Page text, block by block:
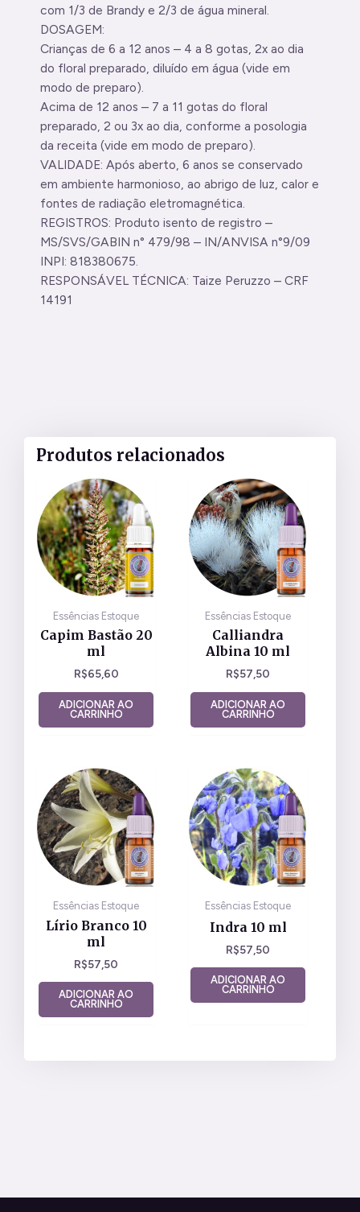
com 1/3 de Brandy e 2/3 de água mineral.
DOSAGEM:
Crianças de 6 a 12 anos – 4 a 8 gotas, 2x ao dia
do floral preparado, diluído em água (vide em
modo de preparo).
Acima de 12 anos – 7 a 11 gotas do floral
preparado, 2 ou 3x ao dia, conforme a posologia
da receita (vide em modo de preparo).
VALIDADE: Após aberto, 6 anos se conservado
em ambiente harmonioso, ao abrigo de luz, calor e
fontes de radiação eletromagnética.
REGISTROS: Produto isento de registro –
MS/SVS/GABIN n° 479/98 – IN/ANVISA n°9/09
INPI: 818380675.
RESPONSÁVEL TÉCNICA: Taize Peruzzo – CRF
14191
Produtos relacionados
Essências Estoque
Capim Bastão 20
ml
R$65,60
ADICIONAR AO
CARRINHO
Essências Estoque
Calliandra
Albina 10 ml
R$57,50
ADICIONAR AO
CARRINHO
Essências Estoque
Lírio Branco 10
ml
R$57,50
ADICIONAR AO
CARRINHO
Essências Estoque
Indra 10 ml
R$57,50
ADICIONAR AO
CARRINHO